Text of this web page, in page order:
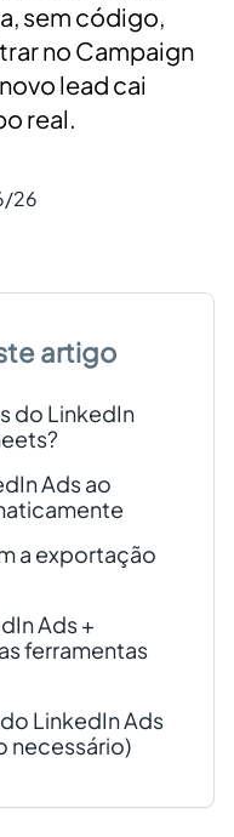
sem código,
no Campaign
lead cai
real.
26
artigo
do LinkedIn
Ads ao
a exportação
Ads +
ferramentas
LinkedIn Ads
necessário)